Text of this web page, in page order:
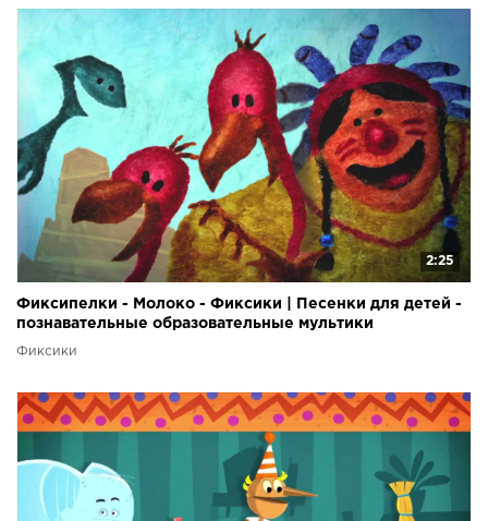
2:25
Фиксипелки - Молоко - Фиксики | Песенки для детей -
познавательные образовательные мультики
Фиксики